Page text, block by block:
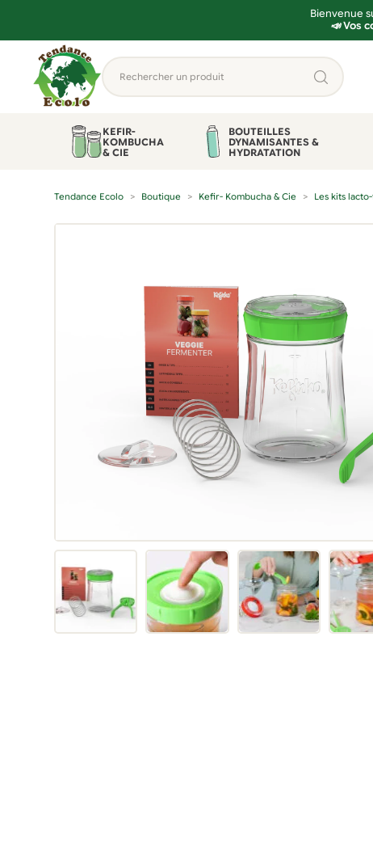
Bienvenue
📣 Vos
contenu
Rechercher
un
KEFIR-
KOMBUCHA
& CIE
BOUTEILLES
DYNAMISANTES &
HYDRATATION
Tendance Ecolo Boutique Kefir- Kombucha & Cie Les kits